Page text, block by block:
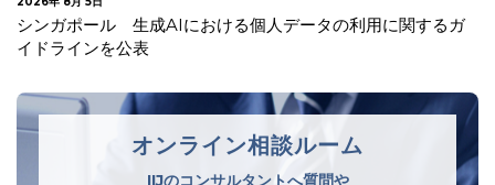
シンガポール 生成AIにおける個人データの利用に関するガ
イドラインを公表
オンライン相談ルーム